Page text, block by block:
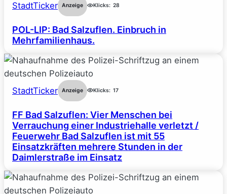
StadtTicker Anzeige Klicks: 28
POL-LIP: Bad Salzuflen. Einbruch in
Mehrfamilienhaus.
StadtTicker Anzeige Klicks: 17
FF Bad Salzuflen: Vier Menschen bei
Verrauchung einer Industriehalle verletzt /
Feuerwehr Bad Salzuflen ist mit 55
Einsatzkräften mehrere Stunden in der
Daimlerstraße im Einsatz